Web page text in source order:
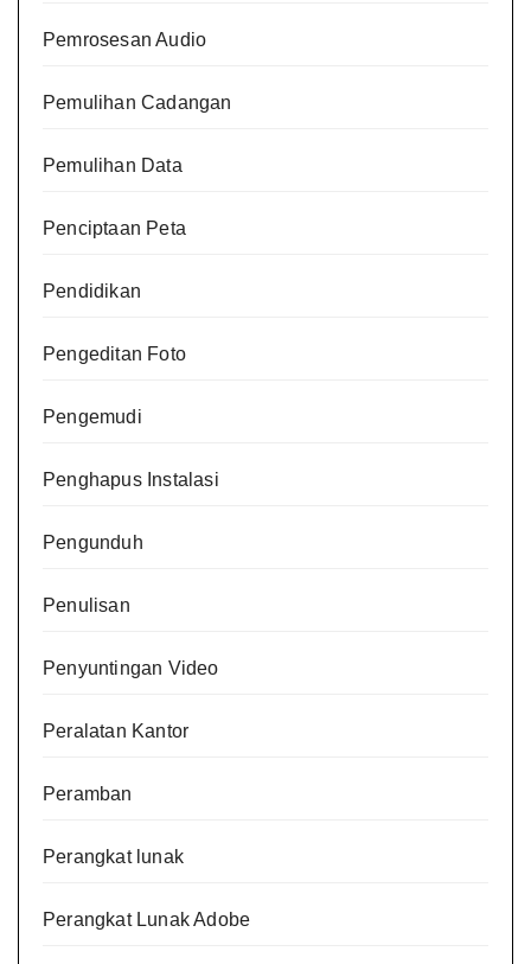
Pemrosesan Audio
Pemulihan Cadangan
Pemulihan Data
Penciptaan Peta
Pendidikan
Pengeditan Foto
Pengemudi
Penghapus Instalasi
Pengunduh
Penulisan
Penyuntingan Video
Peralatan Kantor
Peramban
Perangkat lunak
Perangkat Lunak Adobe